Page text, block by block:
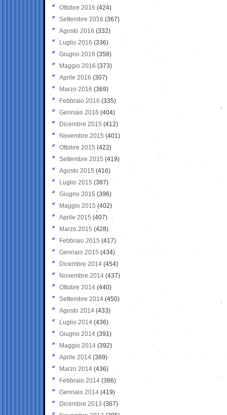
Ottobre 2016 (424)
Settembre 2016 (367)
Agosto 2016 (332)
Luglio 2016 (336)
Giugno 2016 (358)
Maggio 2016 (373)
Aprile 2016 (307)
Marzo 2016 (369)
Febbraio 2016 (335)
Gennaio 2016 (404)
Dicembre 2015 (412)
Novembre 2015 (401)
Ottobre 2015 (422)
Settembre 2015 (419)
Agosto 2015 (416)
Luglio 2015 (387)
Giugno 2015 (396)
Maggio 2015 (402)
Aprile 2015 (407)
Marzo 2015 (428)
Febbraio 2015 (417)
Gennaio 2015 (434)
Dicembre 2014 (454)
Novembre 2014 (437)
Ottobre 2014 (440)
Settembre 2014 (450)
Agosto 2014 (433)
Luglio 2014 (436)
Giugno 2014 (391)
Maggio 2014 (392)
Aprile 2014 (389)
Marzo 2014 (436)
Febbraio 2014 (386)
Gennaio 2014 (419)
Dicembre 2013 (367)